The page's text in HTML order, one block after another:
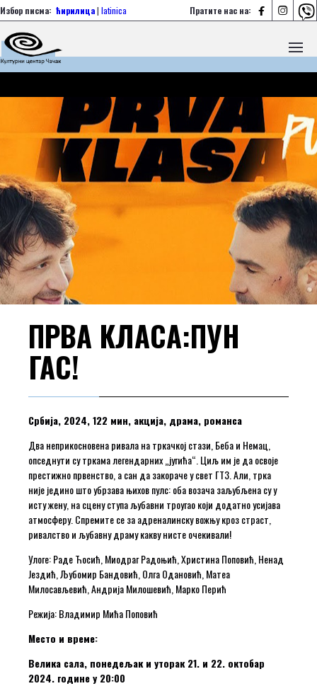
Пратите нас на:   
Избор писма: ћирилица| latinica
ПРВА КЛАСА:ПУН
ГАС!
Србија, 2024, 122 мин, акција, драма, романса
Два неприкосновена ривала на тркачкој стази, Беба и Немац,
опседнути су тркама легендарних „југића“. Циљ им је да освоје
престижно првенство, а сан да закораче у свет ГТ3. Али, трка
није једино што убрзава њихов пулс: оба возача заљубљена су у
исту жену, на сцену ступа љубавни троугао који додатно усијава
атмосферу. Спремите се за адреналинску вожњу кроз страст,
ривалство и љубавну драму какву нисте очекивали!
Улоге: Раде Ћосић, Миодраг Радоњић, Христина Поповић, Ненад
Јездић, Љубомир Бандовић, Олга Одановић, Матеа
Милосављевић, Андрија Милошевић, Марко Перић
Режија: Владимир Мића Поповић
Место и време:
Велика сала, понедељак и уторак 21. и 22. октобар
2024. године у 20:00